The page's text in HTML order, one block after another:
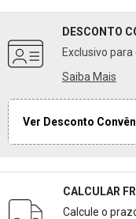
DESCONTO
Exclusivo
Saiba Mais
Ver Desconto
Formulário
CALCULAR
Calcule o